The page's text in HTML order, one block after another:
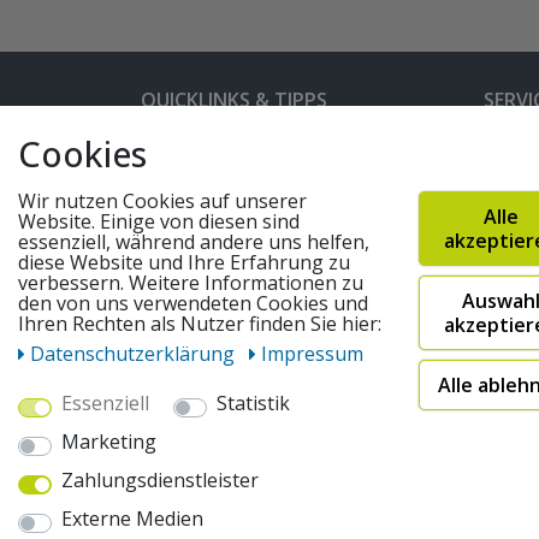
QUICKLINKS & TIPPS
Partnerprogramm
Marken
FAQ
© 2026 pentagonsports.de
Daten­schutz­erklärung
* Alle Preise inkl. gesetzlicher Mehrwertsteuer zuzüglich
Cookies
Wir nutzen Cookies auf unserer
Website. Einige von diesen sind
essenziell, während andere uns helfen,
diese Website und Ihre Erfahrung zu
verbessern. Weitere Informationen zu
den von uns verwendeten Cookies und
Ihren Rechten als Nutzer finden Sie hier:
Daten­schutz­erklärung
Impressum
Essenziell
Statistik
Marketing
Zahlungsdienstleister
Externe Medien
Alle
Auswahl
Alle